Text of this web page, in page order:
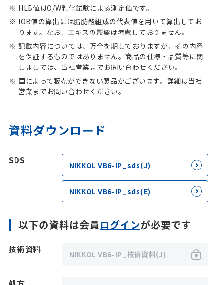
HLB値はO/W乳化試験による測定値です。
IOB値の算出には脂肪酸組成の代表値を用いて算出してお
ります。なお、エキスの影響は考慮しておりません。
記載内容については、万全を期しておりますが、その内容
を保証するものではありません。商品の仕様・品質等に関
しましては、当社営業までお問い合わせください。
国によって販売ができない製品がございます。詳細は当社
営業までお問い合わせください。
資料ダウンロード
SDS NIKKOL VB6-IP_sds(J)
NIKKOL VB6-IP_sds(E)
以下の資料は会員ログインが必要です
技術資料 NIKKOL VB6-IP_技術資料(J)